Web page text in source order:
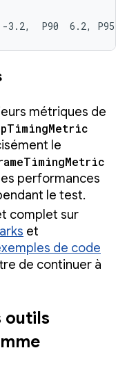
3.2,  P90  6.2, P95
métriques de
le
performances
le test.
complet sur
et
de code
de continuer à
outils